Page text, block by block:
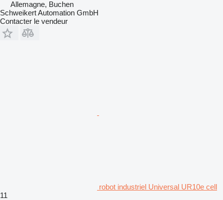
Allemagne, Buchen
Schweikert Automation GmbH
Contacter le vendeur
robot industriel Universal UR10e cell
11